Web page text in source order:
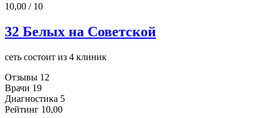
10,00 / 10
32 Белых на Советской
сеть состоит из 4 клиник
Отзывы 12
Врачи 19
Диагностика 5
Рейтинг 10,00